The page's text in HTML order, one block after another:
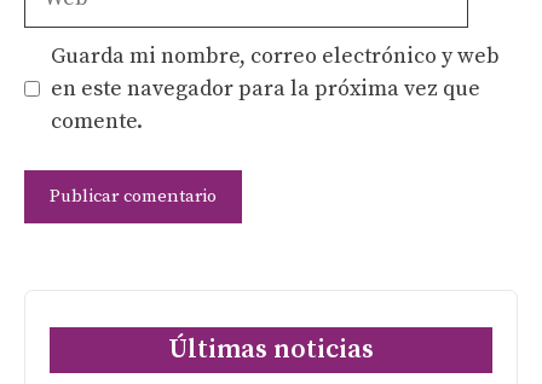
Guarda mi nombre, correo electrónico y web
en este navegador para la próxima vez que
comente.
Últimas noticias